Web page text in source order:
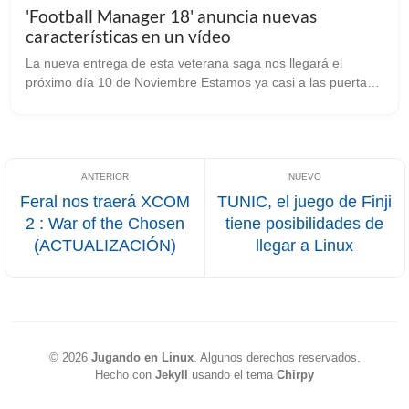
'Football Manager 18' anuncia nuevas
características en un vídeo
La nueva entrega de esta veterana saga nos llegará el
próximo día 10 de Noviembre Estamos ya casi a las puertas
Feral nos traerá XCOM
2 : War of the Chosen
(ACTUALIZACIÓN)
TUNIC, el juego de Finji
tiene posibilidades de
llegar a Linux
© 2026 Jugando en Linux. Algunos derechos reservados.
Hecho con Jekyll usando el tema Chirpy